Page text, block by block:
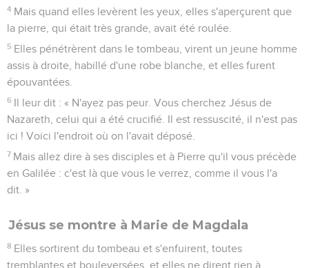
4 Mais quand elles levèrent les yeux, elles s'aperçurent que
la pierre, qui était très grande, avait été roulée.
5 Elles pénétrèrent dans le tombeau, virent un jeune homme
assis à droite, habillé d'une robe blanche, et elles furent
épouvantées.
6 Il leur dit : « N'ayez pas peur. Vous cherchez Jésus de
Nazareth, celui qui a été crucifié. Il est ressuscité, il n'est pas
ici ! Voici l'endroit où on l'avait déposé.
7 Mais allez dire à ses disciples et à Pierre qu'il vous précède
en Galilée : c'est là que vous le verrez, comme il vous l'a
dit. »
Jésus se montre à Marie de Magdala
8 Elles sortirent du tombeau et s'enfuirent, toutes
tremblantes et bouleversées, et elles ne dirent rien à